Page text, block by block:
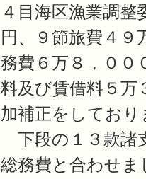
４目海区漁業調
円、９節旅費４９
務費６万８，００
料及び賃借料５万
加補正をしており
下段の１３款諸
総務費と合わせま